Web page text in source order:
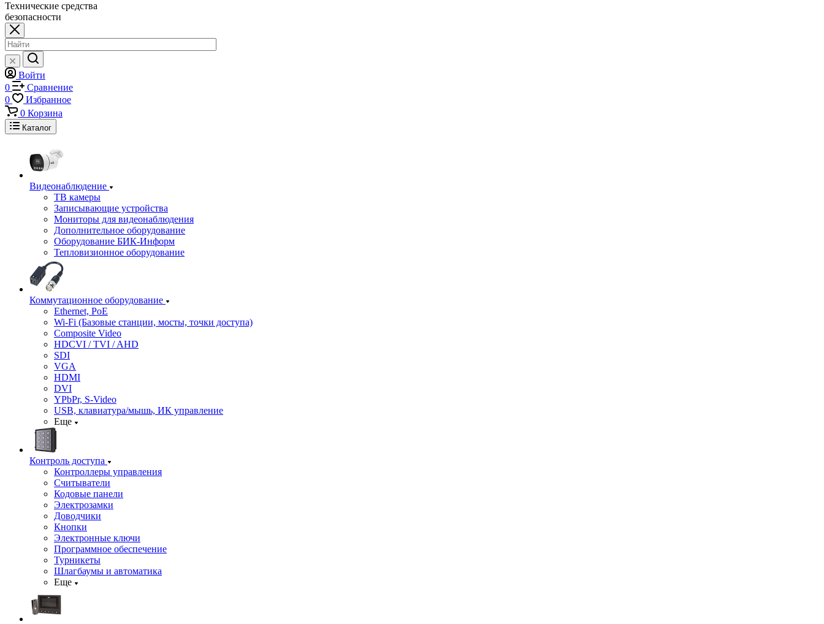
Технические средства
безопасности
Войти
0
Сравнение
0
Избранное
0 Корзина
Каталог
Видеонаблюдение
ТВ камеры
Записывающие устройства
Мониторы для видеонаблюдения
Дополнительное оборудование
Оборудование БИК-Информ
Тепловизионное оборудование
Коммутационное оборудование
Ethernet, PoE
Wi-Fi (Базовые станции, мосты, точки доступа)
Composite Video
HDCVI / TVI / AHD
SDI
VGA
HDMI
DVI
YPbPr, S-Video
USB, клавиатура/мышь, ИК управление
Еще
Контроль доступа
Контроллеры управления
Считыватели
Кодовые панели
Электрозамки
Доводчики
Кнопки
Электронные ключи
Программное обеспечение
Турникеты
Шлагбаумы и автоматика
Еще